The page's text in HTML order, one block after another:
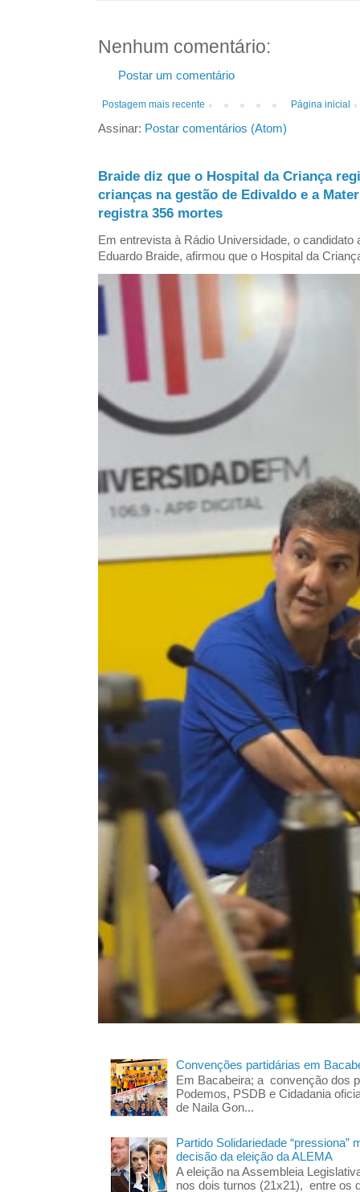
Nenhum comentário:
Postar um comentário
Postagem mais recente Página inicial
Assinar: Postar comentários (Atom)
Braide diz que o Hospital da Criança
crianças na gestão de Edivaldo e a
registra 356 mortes
Em entrevista à Rádio Universidade, o candidato
Eduardo Braide, afirmou que o Hospital da
Convenções partidárias em
Em Bacabeira; a convenção dos
Podemos, PSDB e Cidadania
de Naila Gon...
Partido Solidariedade “pressiona”
decisão da eleição da ALEMA
A eleição na Assembleia
nos dois turnos (21x21), entre os